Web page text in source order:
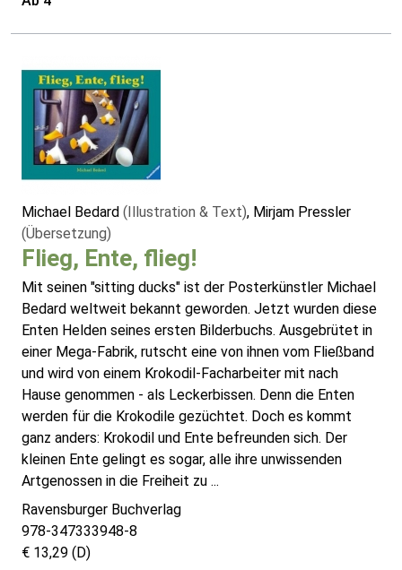
Michael Bedard (Illustration & Text), Mirjam Pressler
(Übersetzung)
Flieg, Ente, flieg!
Mit seinen "sitting ducks" ist der Posterkünstler Michael
Bedard weltweit bekannt geworden. Jetzt wurden diese
Enten Helden seines ersten Bilderbuchs. Ausgebrütet in
einer Mega-Fabrik, rutscht eine von ihnen vom Fließband
und wird von einem Krokodil-Facharbeiter mit nach
Hause genommen - als Leckerbissen. Denn die Enten
werden für die Krokodile gezüchtet. Doch es kommt
ganz anders: Krokodil und Ente befreunden sich. Der
kleinen Ente gelingt es sogar, alle ihre unwissenden
Artgenossen in die Freiheit zu ...
Ravensburger Buchverlag
978-347333948-8
€ 13,29 (D)